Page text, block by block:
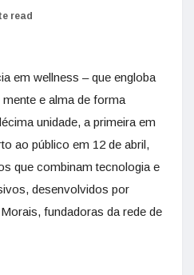
read
em wellness – que engloba
e alma de forma
unidade, a primeira em
ao público em 12 de abril,
que combinam tecnologia e
desenvolvidos por
fundadoras da rede de